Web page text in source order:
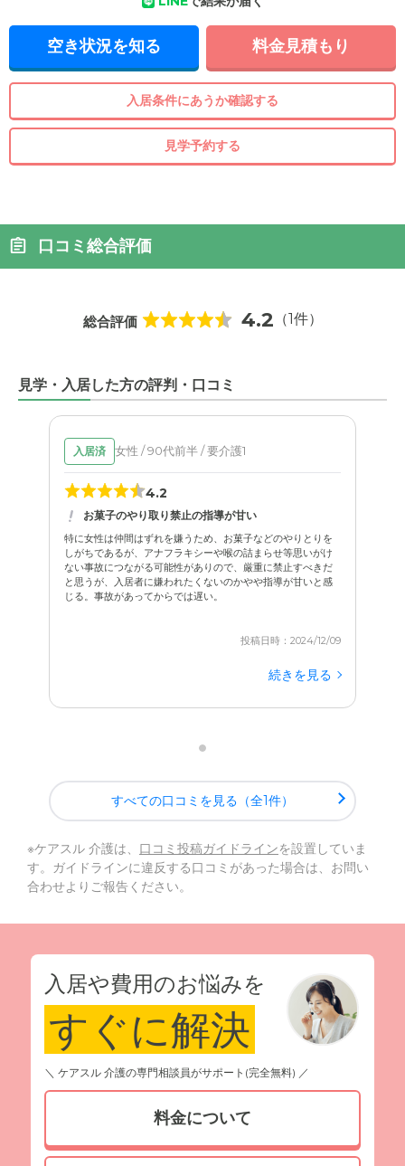
空き状況を知る 料金見積もり
入居条件にあうか確認する
見学予約する
口コミ総合評価
総合評価 4.2 （1件）
見学・入居した方の評判・口コミ
入居済 女性 / 90代前半 / 要介護1
4.2
お菓子のやり取り禁止の指導が甘い
特に女性は仲間はずれを嫌うため、お菓子などのやりとりを
しがちであるが、アナフラキシーや喉の詰まらせ等思いがけ
ない事故につながる可能性がありので、厳重に禁止すべきだ
と思うが、入居者に嫌われたくないのかやや指導が甘いと感
じる。事故があってからでは遅い。
投稿日時：2024/12/09
続きを見る
すべての口コミを見る（全1件）
※ケアスル 介護は、 口コミ投稿ガイドラインを設置していま
す。ガイドラインに違反する口コミがあった場合は、お問い
合わせよりご報告ください。
入居や費用のお悩みを
すぐに解決
＼ ケアスル 介護の専門相談員がサポート(完全無料) ／
料金について